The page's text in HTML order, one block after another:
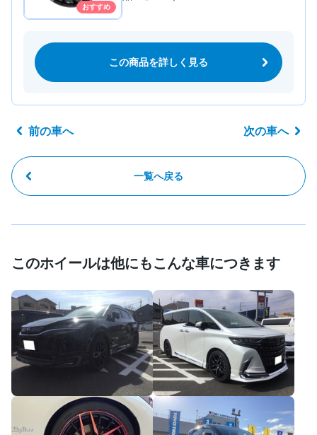
おすすめ
この商品を詳しく見る
前の車へ
一覧へ戻る
次の車へ
このホイールは他にもこんな車につきます